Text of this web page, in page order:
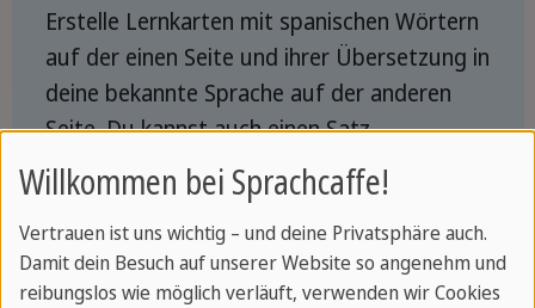
Erstelle Lernkarten mit spanischen Wörtern
auf der einen Seite und ihrer Übersetzung in
deine bekannte Sprache auf der anderen
Seite. Du kannst auch einen Satz
hinzufügen, in dem das Wort verwendet
wird, sowie einige Beispiele für Synonyme
oder Antonyme. Dies wird dir helfen,
Vokabular effektiv zu lernen.
Willkommen bei Sprachcaffe!
Vertrauen ist uns wichtig – und deine Privatsphäre auch.
Damit dein Besuch auf unserer Website so angenehm und
reibungslos wie möglich verläuft, verwenden wir Cookies